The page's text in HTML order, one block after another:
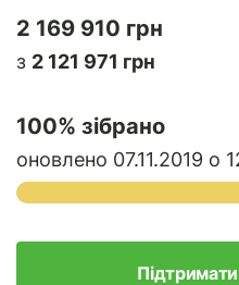
2 169 910 грн
з 2 121 971 грн
100% зібрано
оновлено 07.11.2019 о